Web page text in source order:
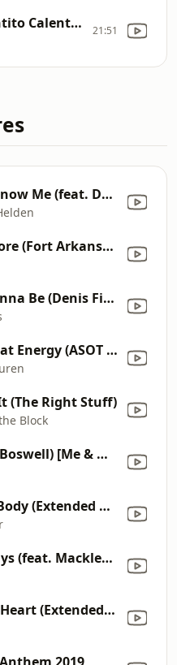
Especiales- Calentito Calentito 3 21:51
You Don't Know Me (feat. Duane Harden)
Love You More (Fort Arkansas Remix Edit)
All They Wanna Be (Denis First & Reznikov Remix) [feat. Caslin]
I Live for That Energy (ASOT 800 Anthem) [Extended Mix]
(The Right Stuff)
Block
Bang (feat. Boswell) [Me & My Toothbrush Remix Edit]
Move Your Body (Extended Mix)
Summer Days (feat. Macklemore & Patrick Stump) [Tiësto Remix]
Deep In My Heart (Extended Mix)
2019